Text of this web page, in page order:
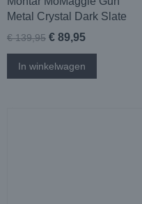
Metal Crystal Dark Slate
€ 139,95 € 89,95
In winkelwagen